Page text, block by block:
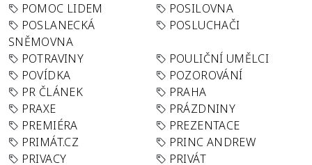
POMOC LIDEM
POSILOVNA
POSLANECKÁ
SNĚMOVNA
POSLUCHAČI
POTRAVINY
POULIČNÍ UMĚLCI
POVÍDKA
POZOROVÁNÍ
PR ČLÁNEK
PRAHA
PRAXE
PRÁZDNINY
PREMIÉRA
PREZENTACE
PRIMÁT.CZ
PRINC ANDREW
PRIVACY
PRIVÁT